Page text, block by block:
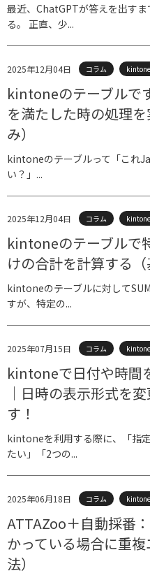
最近、ChatGPTが答えを出す
る。 正直、少...
2025年12月04日 コラム kintone
kintoneのテーブルで
を満たした時の処理
み）
kintoneのテーブルって「これ
い？」...
2025年12月04日 コラム kintone
kintoneのテーブルで
けの合計を計算する（
kintoneのテーブルに対して
すが、特定の...
2025年07月15日 コラム kintone
kintoneで日付や時間
｜日時の表示形式を
す！
kintoneを利用する際に、「指
たい」「2つの...
2025年06月18日 コラム kintone
ATTAZoo＋自動採番
かっている場合に重
法）